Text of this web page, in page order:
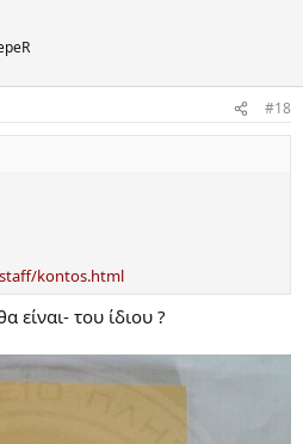
#18
kontos.html
είναι- του ίδιου ?